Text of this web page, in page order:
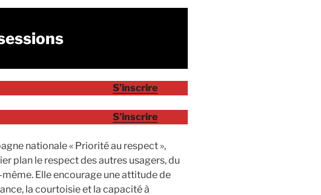
S’inscrire
S’inscrire
nationale « Priorité au respect »,
plan le respect des autres usagers, du
Elle encourage une attitude de
la courtoisie et la capacité à